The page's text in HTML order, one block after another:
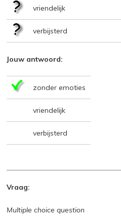
vriendelijk
verbijsterd
Jouw antwoord:
zonder emoties
vriendelijk
verbijsterd
Vraag:
Multiple choice question